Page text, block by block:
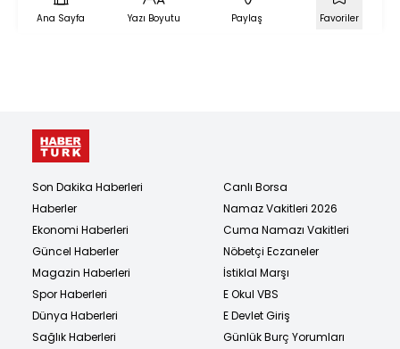
Ana Sayfa Yazı Boyutu Paylaş Favoriler
Son Dakika Haberleri
Haberler
Ekonomi Haberleri
Güncel Haberler
Magazin Haberleri
Spor Haberleri
Dünya Haberleri
Sağlık Haberleri
Canlı Borsa
Namaz Vakitleri 2026
Cuma Namazı Vakitleri
Nöbetçi Eczaneler
İstiklal Marşı
E Okul VBS
E Devlet Giriş
Günlük Burç Yorumları